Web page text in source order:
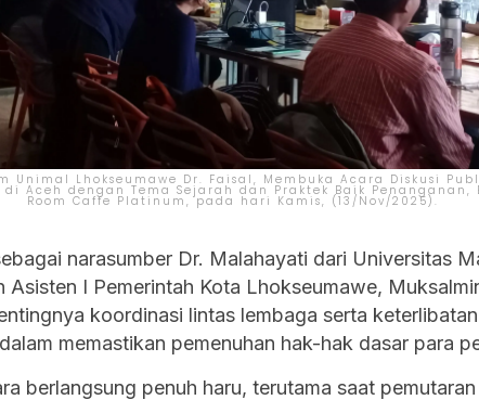
Unimal Lhokseumawe Dr. Faisal, Membuka Acara Diskusi
di Aceh dengan Tema Sejarah dan Praktek Baik Penanganan,
Room Caffe Platinum, pada hari Kamis, (13/Nov/2025).
narasumber Dr. Malahayati dari Universitas
Asisten I Pemerintah Kota Lhokseumawe,
koordinasi lintas lembaga serta keterlibatan
memastikan pemenuhan hak-hak dasar para
berlangsung penuh haru, terutama saat